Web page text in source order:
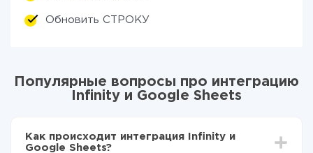
Обновить СТРОКУ
Популярные вопросы про интеграцию
Infinity и Google Sheets
Как происходит интеграция Infinity и
Google Sheets?